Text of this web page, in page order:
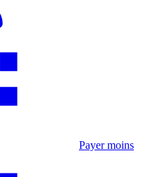
Payer moins